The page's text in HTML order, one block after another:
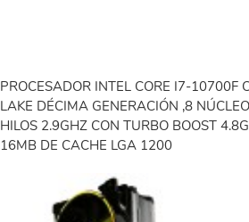
PROCESADOR INTEL CORE I7-10700F
LAKE DÉCIMA GENERACIÓN ,8
HILOS 2.9GHZ CON TURBO BOOST
16MB DE CACHE LGA 1200